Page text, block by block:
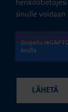
sinulle